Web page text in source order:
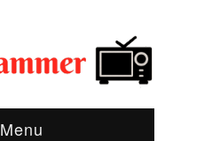
Menu